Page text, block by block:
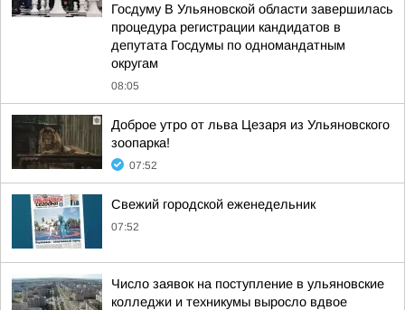
Госдуму В Ульяновской области завершилась
процедура регистрации кандидатов в
депутата Госдумы по одномандатным
округам
08:05
Доброе утро от льва Цезаря из Ульяновского
зоопарка!
07:52
Свежий городской еженедельник
07:52
Число заявок на поступление в ульяновские
колледжи и техникумы выросло вдвое